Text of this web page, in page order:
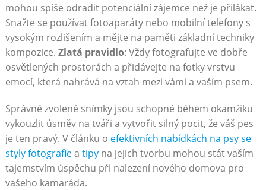
mohou spíše odradit potenciální zájemce než je přilákat.
Snažte se používat fotoaparáty‌ nebo mobilní telefony ⁢s
vysokým rozlišením ‍a ⁣mějte na paměti základní techniky
kompozice. Zlatá pravidlo: Vždy fotografujte ve dobře
osvětlených prostorách ‌a přidávejte na fotky vrstvu
emocí, která nahrává na‌ vztah mezi vámi a ⁣vaším psem.
Správně ⁣zvolené⁤ snímky jsou schopné během okamžiku
vykouzlit úsměv na tváři a ⁣vytvořit silný⁣ pocit, že ⁣váš pes
je ten pravý. V článku o efektivních⁤ nabídkách na psy se
styly fotografiea tipy⁣na jejich tvorbu mohou stát vaším
tajemstvím úspěchu při ​nalezení nového domova ⁤pro
vašeho ⁣kamaráda.